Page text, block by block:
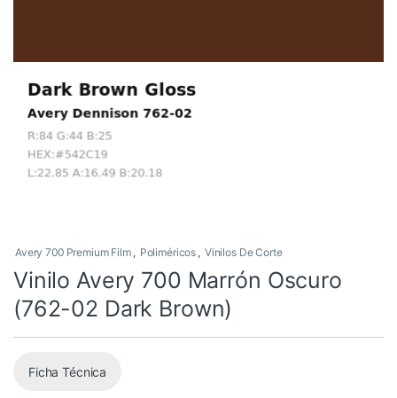
Avery 700 Premium Film , Poliméricos , Vinilos De Corte
Vinilo Avery 700 Marrón Oscuro
(762-02 Dark Brown)
Ficha Técnica